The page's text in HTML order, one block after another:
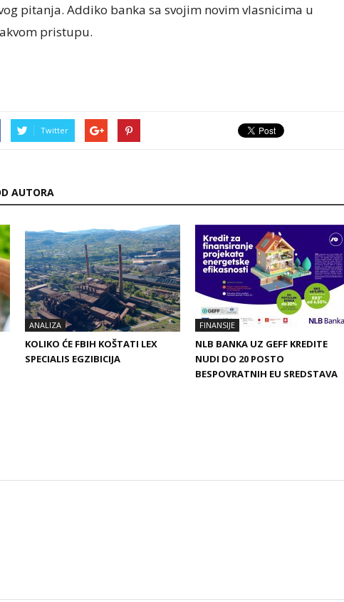
pitanja. Addiko banka sa svojim novim vlasnicima u
pristupu.
Twitter
AUTORA
ANALIZA
KOLIKO ĆE FBIH KOŠTATI LEX
SPECIALIS EGZIBICIJA
FINANSIJE
NLB BANKA UZ GEFF KREDITE
NUDI DO 20 POSTO
BESPOVRATNIH EU SREDSTAVA